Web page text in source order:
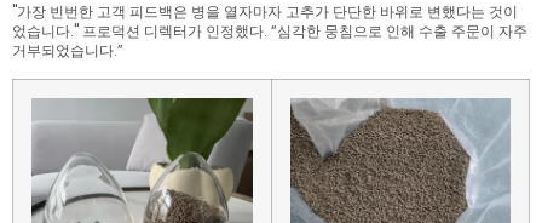
"가장 빈번한 고객 피드백은 병을 열자마자 고추가 단단한 바위로 변했다는 것이
었습니다." 프로덕션 디렉터가 인정했다. “심각한 뭉침으로 인해 수출 주문이 자주
거부되었습니다.”